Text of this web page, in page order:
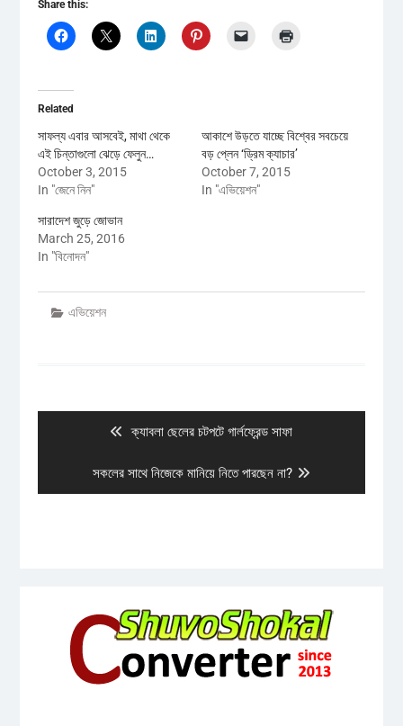
Share this:
Related
সাফল্য এবার আসবেই, মাথা থেকে
এই চিন্তাগুলো ঝেড়ে ফেলুন…
October 3, 2015
In "জেনে নিন"
আকাশে উড়তে যাচ্ছে বিশ্বের সবচেয়ে
বড় প্লেন ‘ড্রিম ক্যাচার’
October 7, 2015
In "এভিয়েশন"
সারাদেশ জুড়ে জোভান
March 25, 2016
In "বিনোদন"
এভিয়েশন
Previous
ক্যাবলা ছেলের চটপটে গার্লফ্রেন্ড সাফা
Next
post:
সকলের সাথে নিজেকে মানিয়ে নিতে পারছেন না?